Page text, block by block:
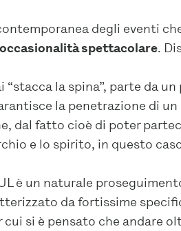
degli eventi
spettacolare.
la spina”, parte da
la penetrazione di
dal fatto cioè di poter
e lo spirito, in questo
è un naturale
da fortissime
si è pensato che andare